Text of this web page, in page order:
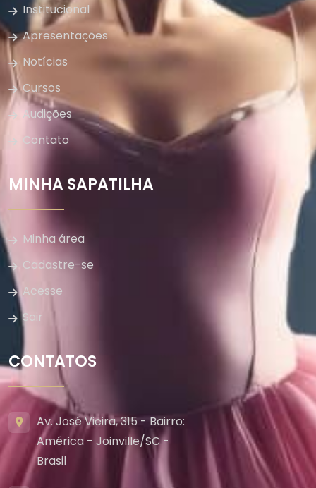
Institucional
Apresentações
Notícias
Cursos
Audições
Contato
MINHA SAPATILHA
Minha área
Cadastre-se
Acesse
Sair
CONTATOS
Av. José Vieira, 315 - Bairro:
América - Joinville/SC -
Brasil